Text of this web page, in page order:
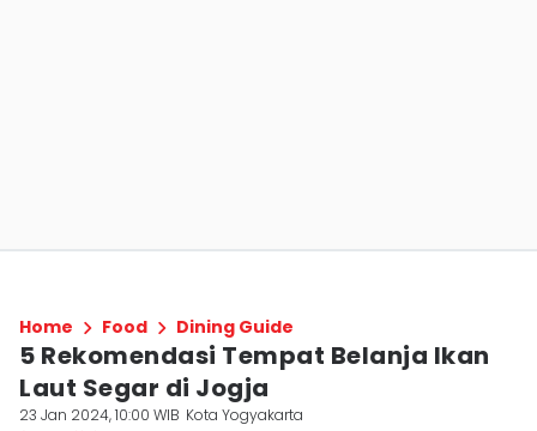
Home Food Dining Guide
5 Rekomendasi Tempat Belanja Ikan
Laut Segar di Jogja
23 Jan 2024, 10:00 WIB Kota Yogyakarta